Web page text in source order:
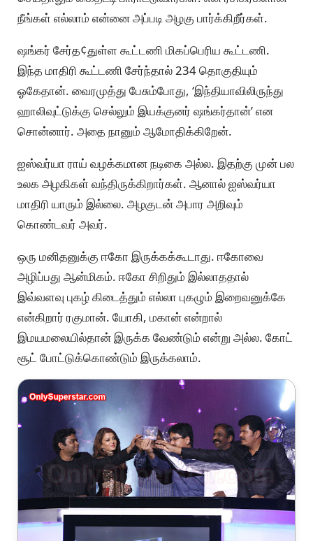
நீங்கள் எல்லாம் என்னை அப்படி அழகு பார்க்கிறீர்கள்.
ஷங்கர் சேர்த¢துள்ள கூட்டணி மிகப்பெரிய கூட்டணி.
இந்த மாதிரி கூட்டணி சேர்ந்தால் 234 தொகுதியும்
ஓகேதான். வைரமுத்து பேசும்போது, ‘இந்தியாவிலிருந்து
ஹாலிவுட்டுக்கு செல்லும் இயக்குனர் ஷங்கர்தான்’ என
சொன்னார். அதை நானும் ஆமோதிக்கிறேன்.
ஐஸ்வர்யா ராய் வழக்கமான நடிகை அல்ல. இதற்கு முன் பல
உலக அழகிகள் வந்திருக்கிறார்கள். ஆனால் ஐஸ்வர்யா
மாதிரி யாரும் இல்லை. அழகுடன் அபார அறிவும்
கொண்டவர் அவர்.
ஒரு மனிதனுக்கு ஈகோ இருக்கக்கூடாது. ஈகோவை
அழிப்பது ஆன்மிகம். ஈகோ சிறிதும் இல்லாததால்
இவ்வளவு புகழ் கிடைத்தும் எல்லா புகழும் இறைவனுக்கே
என்கிறார் ரகுமான். யோகி, மகான் என்றால்
இமயமலையில்தான் இருக்க வேண்டும் என்று அல்ல. கோட்
சூட் போட்டுக்கொண்டும் இருக்கலாம்.